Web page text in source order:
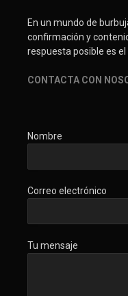
En un mundo de
confirmación y
respuesta posible es el
CONTACTA CON
Nombre
Correo electrónico
Tu mensaje